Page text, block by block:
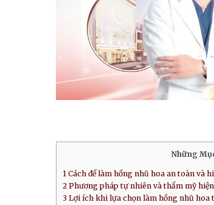
Những
1 Cách để làm hồng nhũ hoa an toàn và
2 Phương pháp tự nhiên và thẩm mỹ
3 Lợi ích khi lựa chọn làm hồng nhũ hoa